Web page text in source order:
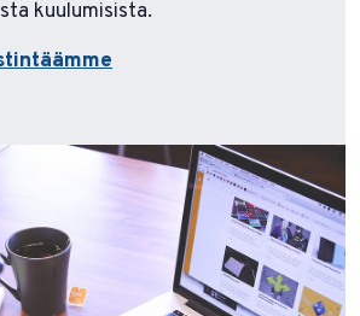
kuulumisista.